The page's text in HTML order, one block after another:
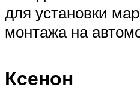
для установки
монтажа на
Ксенон